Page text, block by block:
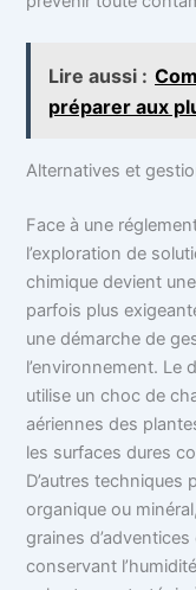
Lire aussi :
préparer aux
Alternatives et
Face à une
l’exploration de
chimique devient
parfois plus
une démarche de
l’environnement. Le
utilise un choc de
aériennes des
les surfaces dures
D’autres techniques
organique ou
graines
conservant